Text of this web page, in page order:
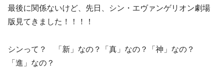
最後に関係ないけど、先日、シン・エヴァンゲリオン劇場
版見てきました！！！！
シンって？ 「新」なの？「真」なの？「神」なの？
「進」なの？